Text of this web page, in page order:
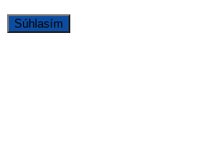
Súhlasím